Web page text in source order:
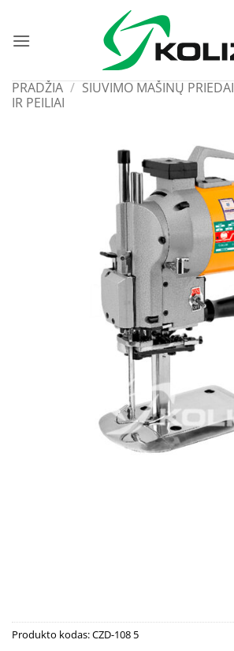
content
PRADŽIA / SIUVIMO MAŠINŲ PRIEDAI
IR PEILIAI
Produkto kodas:CZD-108 5